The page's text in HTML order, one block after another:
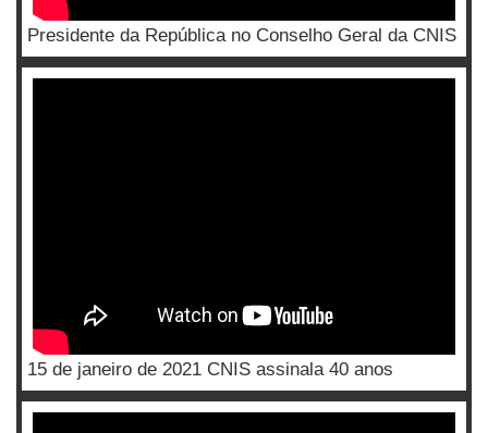
Presidente da República no Conselho Geral da CNIS
15 de janeiro de 2021 CNIS assinala 40 anos